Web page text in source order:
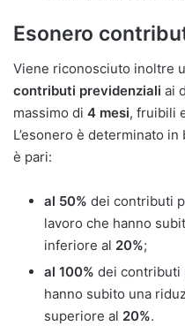
Esonero
Viene riconosciuto inoltre
contributi previdenziali ai
massimo di 4 mesi, fruibili
L’esonero è determinato
è pari:
al 50% dei contributi
lavoro che hanno
inferiore al 20%;
al 100% dei contributi
hanno subito una
superiore al 20%.